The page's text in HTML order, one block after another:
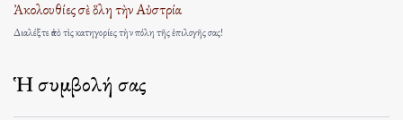
Ἀκολουθίες σὲ ὅλη τὴν Αὐστρία
Διαλέξτε ἀπὸ τὶς κατηγορίες τὴν πόλη τῆς ἐπιλογῆς σας!
Ἡ συμβολή σας